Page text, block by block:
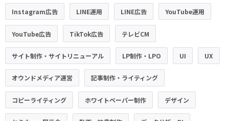
Instagram広告 LINE運用 LINE広告 YouTube運用
YouTube広告 TikTok広告 テレビCM
サイト制作・サイトリニューアル LP制作・LPO UI UX
オウンドメディア運営 記事制作・ライティング
コピーライティング ホワイトペーパー制作 デザイン